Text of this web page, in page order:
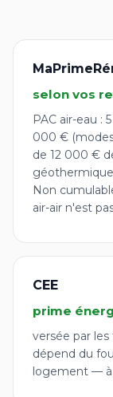
selon vos
PAC air-eau :
000 €
de 12 000 €
Non
air-air n'est
CEE
prime
versée par
dépend du
logement — à